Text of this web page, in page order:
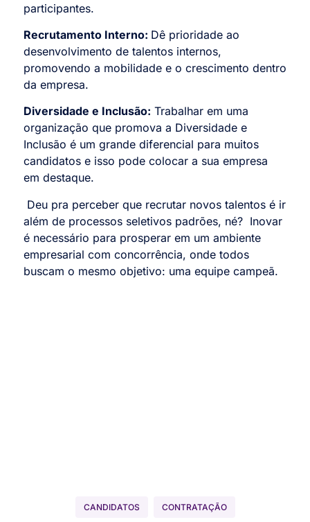
participantes.
Recrutamento Interno: Dê prioridade ao
desenvolvimento de talentos internos,
promovendo a mobilidade e o crescimento dentro
da empresa.
Diversidade e Inclusão: Trabalhar em uma
organização que promova a Diversidade e
Inclusão é um grande diferencial para muitos
candidatos e isso pode colocar a sua empresa
em destaque.
Deu pra perceber que recrutar novos talentos é ir
além de processos seletivos padrões, né? Inovar
é necessário para prosperar em um ambiente
empresarial com concorrência, onde todos
buscam o mesmo objetivo: uma equipe campeã.
CANDIDATOS CONTRATAÇÃO